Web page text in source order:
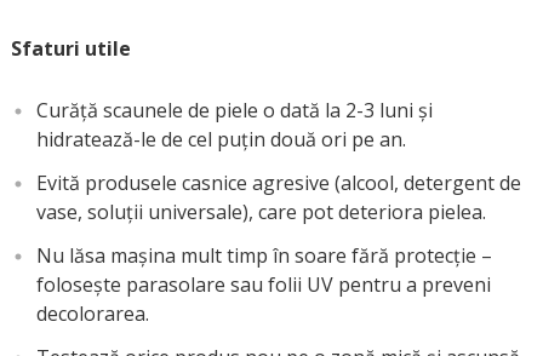
Sfaturi utile
Curăță scaunele de piele o dată la 2-3 luni și
hidratează-le de cel puțin două ori pe an.
Evită produsele casnice agresive (alcool, detergent de
vase, soluții universale), care pot deteriora pielea.
Nu lăsa mașina mult timp în soare fără protecție –
folosește parasolare sau folii UV pentru a preveni
decolorarea.